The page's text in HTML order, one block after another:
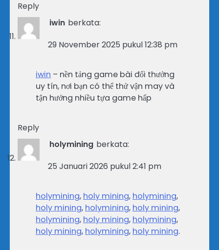
Reply
iwin berkata:
29 November 2025 pukul 12:38 pm
iwin – nền tảng game bài đổi thưởng
uy tín, nơi bạn có thể thử vận may và
tận hưởng nhiều tựa game hấp
Reply
holymining berkata:
25 Januari 2026 pukul 2:41 pm
holymining, holy mining, holymining,
holy mining, holymining, holy mining,
holymining, holy mining, holymining,
holy mining, holymining, holy mining.